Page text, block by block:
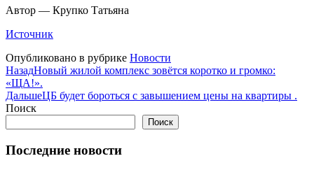
Автор — Крупко Татьяна
Источник
Опубликовано в рубрике Новости
НазадНовый жилой комплекс зовётся коротко и громко:
«ЩА!».
ДальшеЦБ будет бороться с завышением цены на квартиры .
Поиск
Поиск
Последние новости